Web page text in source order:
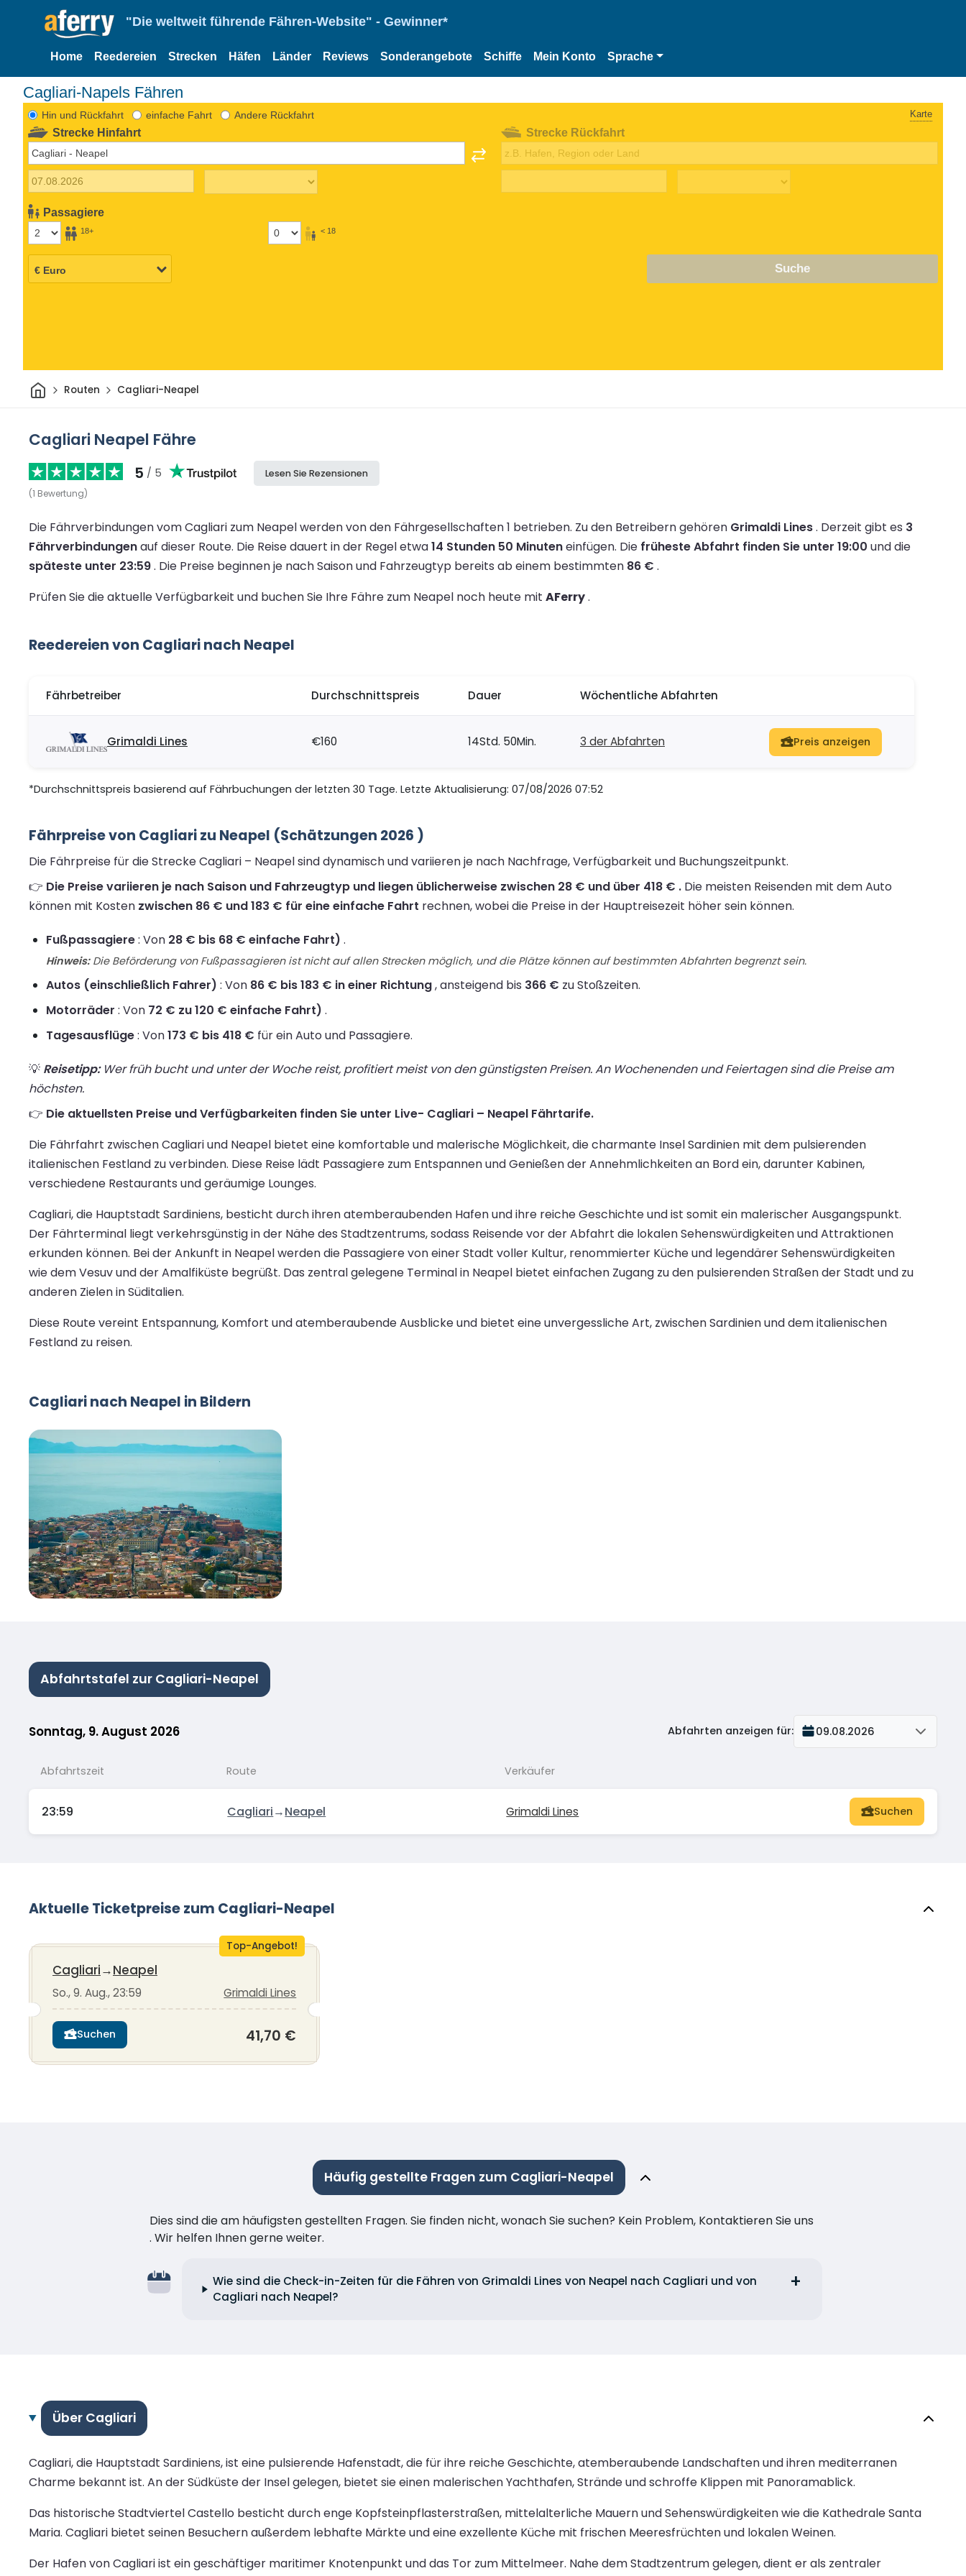
"Die weltweit führende Fähren-Website" - Gewinner*
Home Reedereien Strecken Häfen Länder Reviews Sonderangebote Schiffe Mein Konto Sprache
Cagliari-Napels Fähren
Hin und Rückfahrt einfache Fahrt Andere Rückfahrt Karte
Strecke Hinfahrt
Passagiere
18+ < 18
Strecke Rückfahrt
Suche
HeimRouten Cagliari-Neapel
Cagliari Neapel Fähre
5 / 5
(1 Bewertung)
Lesen Sie Rezensionen
Die Fährverbindungen vom Cagliari zum Neapel werden von den Fährgesellschaften 1 betrieben. Zu den Betreibern gehören Grimaldi Lines. Derzeit gibt es 3
Fährverbindungenauf dieser Route. Die Reise dauert in der Regel etwa14 Stunden 50 Minuteneinfügen. Die früheste Abfahrt finden Sie unter 19:00 und die
späteste unter 23:59. Die Preise beginnen je nach Saison und Fahrzeugtyp bereits ab einem bestimmten 86 € .
Prüfen Sie die aktuelle Verfügbarkeit und buchen Sie Ihre Fähre zum Neapel noch heute mit AFerry.
Reedereien von Cagliari nach Neapel
Fährbetreiber Durchschnittspreis Dauer Wöchentliche Abfahrten
Grimaldi Lines €160 14Std. 50Min. 3 der Abfahrten Preis anzeigen
*Durchschnittspreis basierend auf Fährbuchungen der letzten 30 Tage. Letzte Aktualisierung: 07/08/2026 07:52
Fährpreise von Cagliari zu Neapel (Schätzungen 2026 )
Die Fährpreise für die Strecke Cagliari – Neapel sind dynamisch und variieren je nach Nachfrage, Verfügbarkeit und Buchungszeitpunkt.
👉 Die Preise variieren je nach Saison und Fahrzeugtyp und liegen üblicherweise zwischen 28 € und über 418 € . Die meisten Reisenden mit dem Auto
können mit Kosten zwischen 86 € und 183 € für eine einfache Fahrt rechnen, wobei die Preise in der Hauptreisezeit höher sein können.
Fußpassagiere: Von 28 € bis 68 € einfache Fahrt) .
Hinweis:Die Beförderung von Fußpassagieren ist nicht auf allen Strecken möglich, und die Plätze können auf bestimmten Abfahrten begrenzt sein.
Autos (einschließlich Fahrer) : Von 86 € bis 183 € in einer Richtung, ansteigend bis 366 € zu Stoßzeiten.
Motorräder : Von 72 € zu 120 € einfache Fahrt) .
Tagesausflüge: Von173 € bis 418 € für ein Auto und Passagiere.
💡 Reisetipp:Wer früh bucht und unter der Woche reist, profitiert meist von den günstigsten Preisen. An Wochenenden und Feiertagen sind die Preise am
höchsten.
👉 Die aktuellsten Preise und Verfügbarkeiten finden Sie unter Live- Cagliari – Neapel Fährtarife.
Die Fährfahrt zwischen Cagliari und Neapel bietet eine komfortable und malerische Möglichkeit, die charmante Insel Sardinien mit dem pulsierenden
italienischen Festland zu verbinden. Diese Reise lädt Passagiere zum Entspannen und Genießen der Annehmlichkeiten an Bord ein, darunter Kabinen,
verschiedene Restaurants und geräumige Lounges.
Cagliari, die Hauptstadt Sardiniens, besticht durch ihren atemberaubenden Hafen und ihre reiche Geschichte und ist somit ein malerischer Ausgangspunkt.
Der Fährterminal liegt verkehrsgünstig in der Nähe des Stadtzentrums, sodass Reisende vor der Abfahrt die lokalen Sehenswürdigkeiten und Attraktionen
erkunden können. Bei der Ankunft in Neapel werden die Passagiere von einer Stadt voller Kultur, renommierter Küche und legendärer Sehenswürdigkeiten
wie dem Vesuv und der Amalfiküste begrüßt. Das zentral gelegene Terminal in Neapel bietet einfachen Zugang zu den pulsierenden Straßen der Stadt und zu
anderen Zielen in Süditalien.
Diese Route vereint Entspannung, Komfort und atemberaubende Ausblicke und bietet eine unvergessliche Art, zwischen Sardinien und dem italienischen
Festland zu reisen.
Cagliari nach Neapel in Bildern
Abfahrtstafel zur Cagliari-Neapel
Sonntag, 9. August 2026 Abfahrten anzeigen für: 09.08.2026
Abfahrtszeit Route Verkäufer
23:59 Cagliari→Neapel Grimaldi Lines Suchen
Aktuelle Ticketpreise zum Cagliari-Neapel
Top-Angebot!
Cagliari→Neapel
So., 9. Aug., 23:59 Grimaldi Lines
Suchen 41,70 €
Häufig gestellte Fragen zum Cagliari-Neapel
Dies sind die am häufigsten gestellten Fragen. Sie finden nicht, wonach Sie suchen? Kein Problem, Kontaktieren Sie uns
. Wir helfen Ihnen gerne weiter.
Wie sind die Check-in-Zeiten für die Fähren von Grimaldi Lines von Neapel nach Cagliari und von
Cagliari nach Neapel?
Über Cagliari
Cagliari, die Hauptstadt Sardiniens, ist eine pulsierende Hafenstadt, die für ihre reiche Geschichte, atemberaubende Landschaften und ihren mediterranen
Charme bekannt ist. An der Südküste der Insel gelegen, bietet sie einen malerischen Yachthafen, Strände und schroffe Klippen mit Panoramablick.
Das historische Stadtviertel Castello besticht durch enge Kopfsteinpflasterstraßen, mittelalterliche Mauern und Sehenswürdigkeiten wie die Kathedrale Santa
Maria. Cagliari bietet seinen Besuchern außerdem lebhafte Märkte und eine exzellente Küche mit frischen Meeresfrüchten und lokalen Weinen.
Der Hafen von Cagliari ist ein geschäftiger maritimer Knotenpunkt und das Tor zum Mittelmeer. Nahe dem Stadtzentrum gelegen, dient er als zentraler